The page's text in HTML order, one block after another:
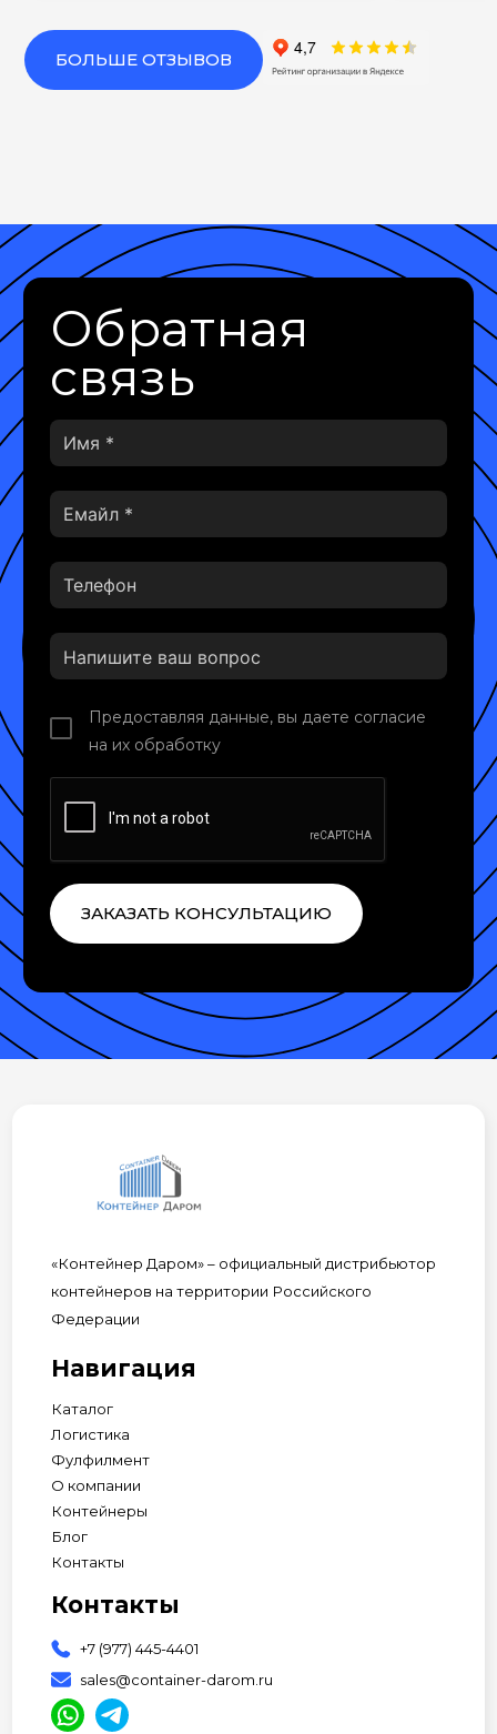
БОЛЬШЕ ОТЗЫВОВ
Обратная
связь
Предоставляя данные, вы даете согласие
на их обработку
ЗАКАЗАТЬ КОНСУЛЬТАЦИЮ
«Контейнер Даром» – официальный дистрибьютор
контейнеров на территории Российского
Федерации
Навигация
Каталог
Логистика
Фулфилмент
О компании
Контейнеры
Блог
Контакты
Контакты
+7 (977) 445-4401
sales@container-darom.ru